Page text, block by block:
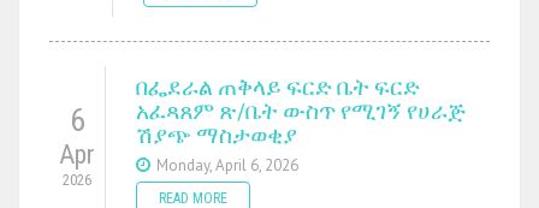
6
Apr
2026
በፌደራል ጠቅላይ ፍርድ ቤት ፍርድ
አፈጻጸም ጽ/ቤት ውስጥ የሚገኝ የሀራጅ
ሽያጭ ማስታወቂያ
Monday, April 6, 2026
READ MORE